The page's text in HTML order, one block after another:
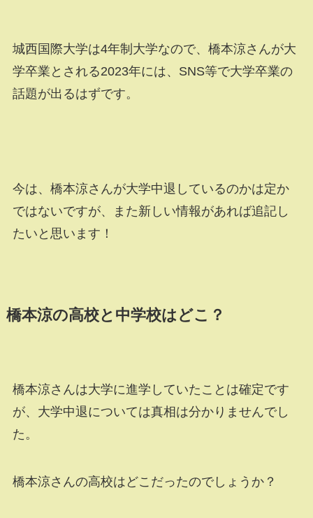
城西国際大学は4年制大学なので、橋本涼さんが大
学卒業とされる2023年には、SNS等で大学卒業の
話題が出るはずです。
今は、橋本涼さんが大学中退しているのかは定か
ではないですが、また新しい情報があれば追記し
たいと思います！
橋本涼の高校と中学校はどこ？
橋本涼さんは大学に進学していたことは確定です
が、大学中退については真相は分かりませんでし
た。
橋本涼さんの高校はどこだったのでしょうか？